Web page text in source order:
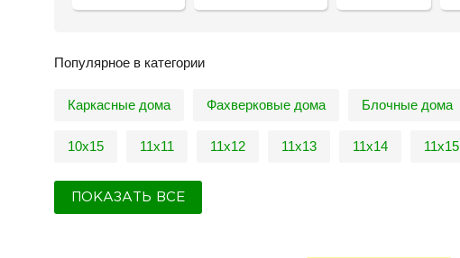
Популярное в категории
Каркасные дома Фахверковые дома Блочные дома
10х15 11х11 11х12 11х13 11х14 11х15
ПОКАЗАТЬ ВСЕ